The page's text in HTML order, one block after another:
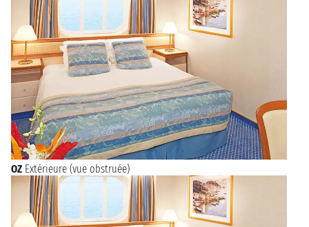
OZ Extérieure (vue obstruée)